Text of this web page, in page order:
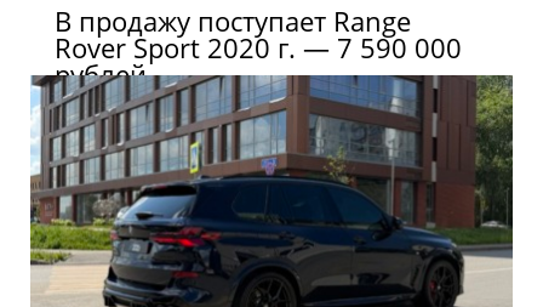
В продажу поступает Range
Rover Sport 2020 г. — 7 590 000
рублей.